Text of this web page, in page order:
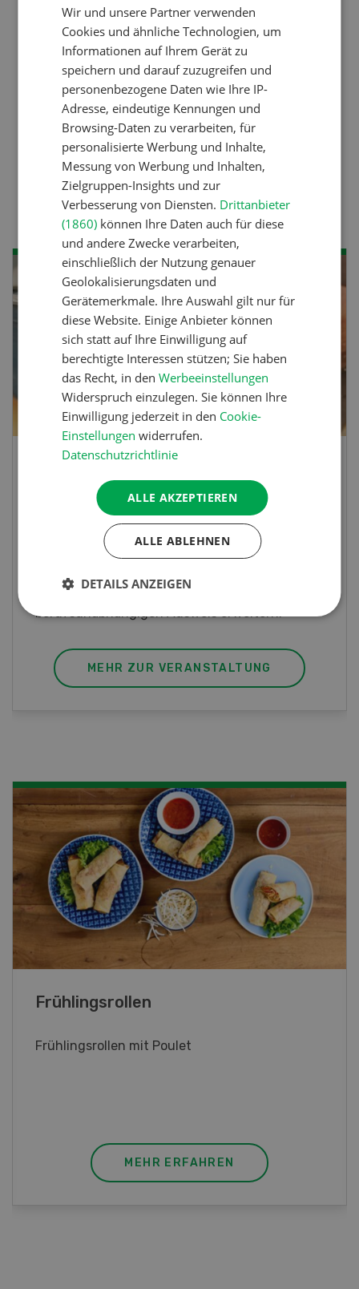
gegen die Alters-Sichtigkeit
Raufutter aus dem Sack
Nutztiere
Stallklima - Hitzestress
verhindern
SEP
26-27
Am Samstag, 26. und Sonntag, 27. September
2026 öffnet Rapid am Produktionsstandort
Killwangen zum Jubiläum seine Türen.
MEHR ZUR VERANSTALTUNG
Poulet mit Spinat-Dörrtomaten-
MEHR ERFAHREN
Wir und unsere Partner verwenden
Cookies und ähnliche Technologien, um
Informationen auf Ihrem Gerät zu
speichern und darauf zuzugreifen und
personenbezogene Daten wie Ihre IP-
Adresse, eindeutige Kennungen und
Browsing-Daten zu verarbeiten, für
personalisierte Werbung und Inhalte,
Messung von Werbung und Inhalten,
Zielgruppen-Insights und zur
Verbesserung von Diensten. Drittanbieter
(1860) können Ihre Daten auch für diese
und andere Zwecke verarbeiten,
einschließlich der Nutzung genauer
Geolokalisierungsdaten und
Gerätemerkmale. Ihre Auswahl gilt nur für
diese Website. Einige Anbieter können
sich statt auf Ihre Einwilligung auf
berechtigte Interessen stützen; Sie haben
das Recht, in denWerbeeinstellungen
Widerspruch einzulegen. Sie können Ihre
Einwilligung jederzeit in den Cookie-
Einstellungen widerrufen.
Datenschutzrichtlinie
ALLE AKZEPTIEREN
ALLE ABLEHNEN
DETAILS ANZEIGEN